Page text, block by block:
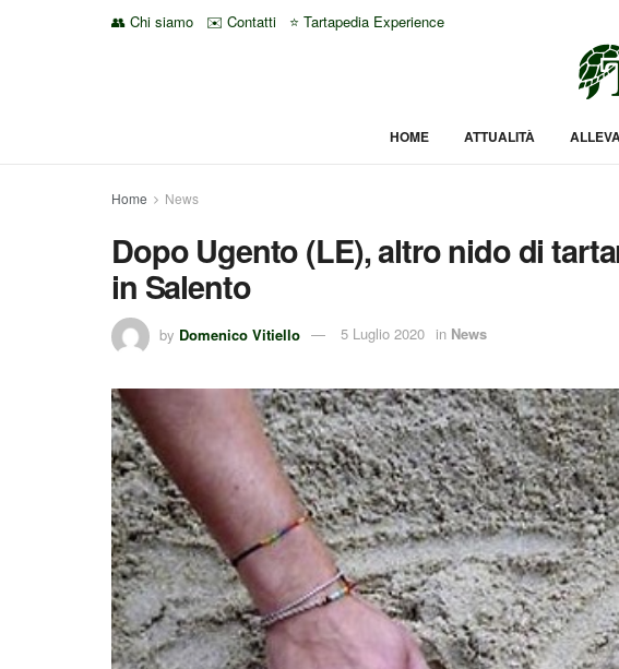
👥 Chi siamo ✉️ Contatti ⭐ Tartapedia Experience
HOME ATTUALITÀ
Home News
Dopo Ugento (LE), altro nido di
in Salento
by Domenico Vitiello 5 Luglio 2020 in News